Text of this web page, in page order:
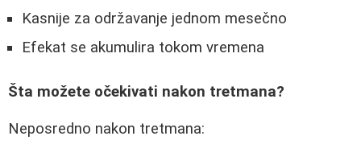
Kasnije za održavanje jednom mesečno
Efekat se akumulira tokom vremena
Šta možete očekivati nakon tretmana?
Neposredno nakon tretmana: